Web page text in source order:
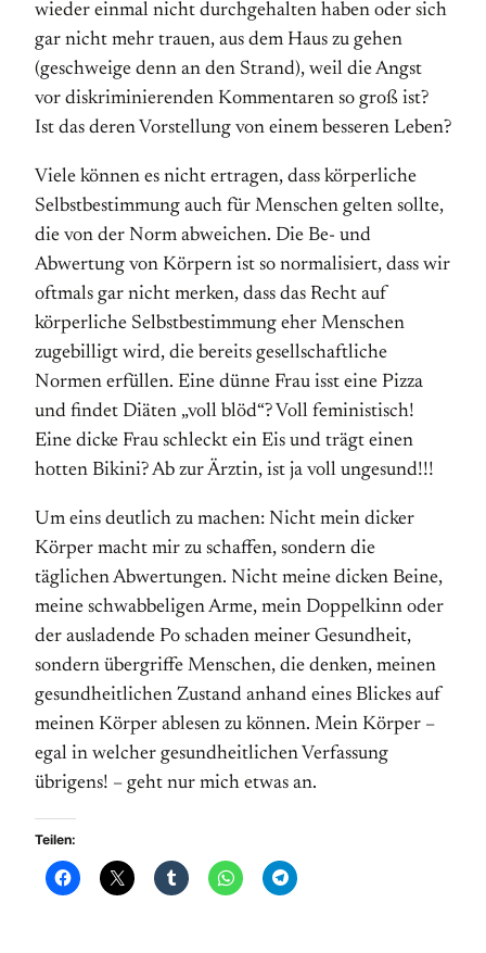
wieder einmal nicht durch­gehalten haben oder sich
gar nicht mehr trauen, aus dem Haus zu gehen
(geschweige denn an den Strand), weil die Angst
vor diskriminierenden Kommentaren so groß ist?
Ist das deren Vorstellung von einem besseren Leben?
Viele können es nicht ertragen, dass körperliche
Selbst­bestimmung auch für Menschen gelten sollte,
die von der Norm abweichen. Die Be- und
Abwertung von Körpern ist so normalisiert, dass wir
oftmals gar nicht merken, dass das Recht auf
körperliche Selbst­bestimmung eher Menschen
zugebilligt wird, die bereits gesell­schaftliche
Normen erfüllen. Eine dünne Frau isst eine Pizza
und findet Diäten „voll blöd“? Voll feministisch!
Eine dicke Frau schleckt ein Eis und trägt einen
hotten Bikini? Ab zur Ärztin, ist ja voll ungesund!!!
Um eins deutlich zu machen: Nicht mein dicker
Körper macht mir zu schaffen, sondern die
täglichen Abwertungen. Nicht meine dicken Beine,
meine schwabbeligen Arme, mein Doppel­kinn oder
der ausladende Po schaden meiner Gesund­heit,
sondern über­griffe Menschen, die denken, meinen
gesund­heitlichen Zustand anhand eines Blickes auf
meinen Körper ablesen zu können. Mein Körper –
egal in welcher gesund­heitlichen Verfassung
übrigens! – geht nur mich etwas an.
Teilen: